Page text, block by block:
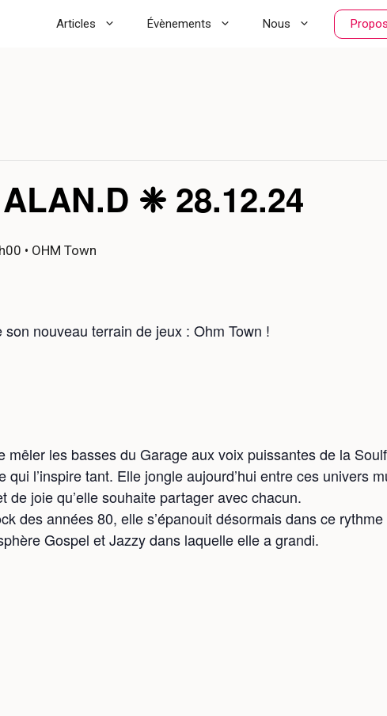
Articles Évènements Nous
❈ 28.12.24
• OHM Town
nouveau terrain de jeux : Ohm Town !
les basses du Garage aux voix puissantes de la
l’inspire tant. Elle jongle aujourd’hui entre ces univers
joie qu’elle souhaite partager avec chacun.
des années 80, elle s’épanouit désormais dans ce rythme
Gospel et Jazzy dans laquelle elle a grandi.